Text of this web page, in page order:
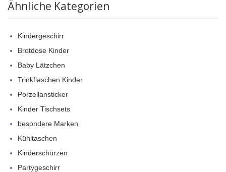
Ähnliche Kategorien
Kindergeschirr
Brotdose Kinder
Baby Lätzchen
Trinkflaschen Kinder
Porzellansticker
Kinder Tischsets
besondere Marken
Kühltaschen
Kinderschürzen
Partygeschirr